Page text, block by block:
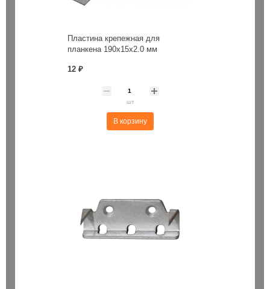
Пластина крепежная для
планкена 190х15х2.0 мм
12 ₽
шт
В корзину